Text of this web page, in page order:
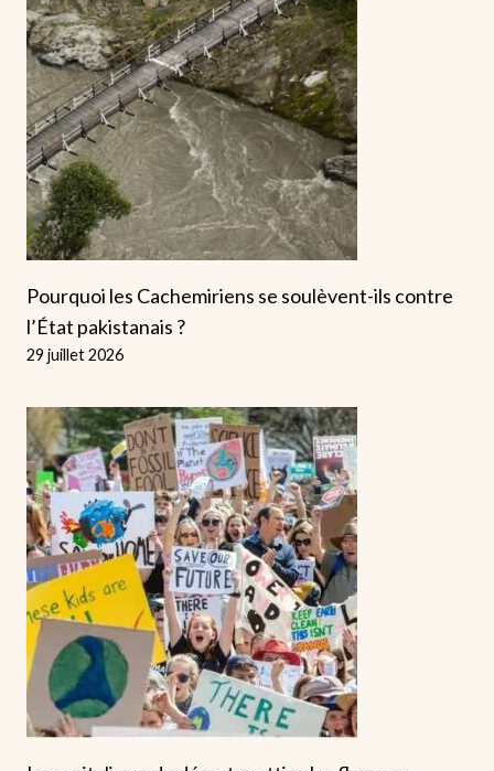
Pourquoi les Cachemiriens se soulèvent-ils contre
l’État pakistanais ?
29 juillet 2026